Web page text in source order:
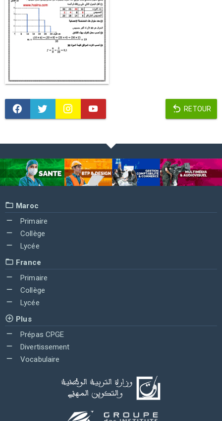
RETOUR
Maroc
Primaire
Collège
Lycée
France
Primaire
Collège
Lycée
Plus
Prépas CPGE
Divertissement
Vocabulaire